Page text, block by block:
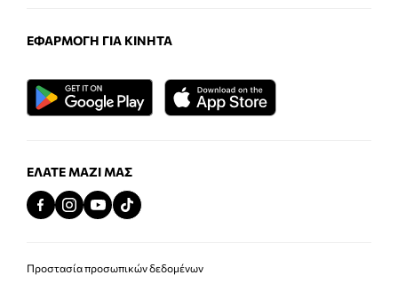
ΕΦΑΡΜΟΓΉ ΓΙΑ ΚΙΝΗΤΆ
ΕΛΆΤΕ ΜΑΖΊ ΜΑΣ
Προστασία προσωπικών δεδομένων